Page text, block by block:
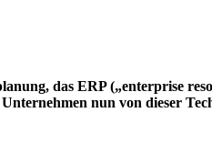
das ERP („enterprise
nun von dieser